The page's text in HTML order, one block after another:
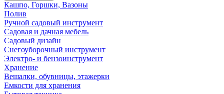
Кашпо, Горшки, Вазоны
Полив
Ручной садовый инструмент
Садовая и дачная мебель
Садовый дизайн
Снегоуборочный инструмент
Электро- и бензоинструмент
Хранение
Вешалки, обувницы, этажерки
Емкости для хранения